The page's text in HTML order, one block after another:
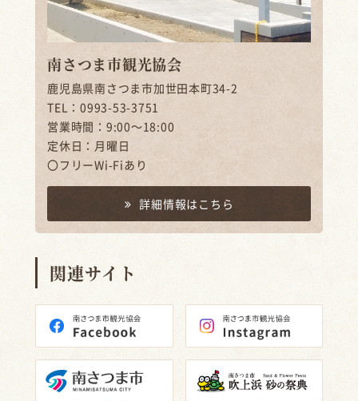
南さつま市観光協会
鹿児島県南さつま市加世田本町34-2
TEL：0993-53-3751
営業時間：9:00～18:00
定休日：月曜日
〇フリーWi-Fiあり
詳細情報はこちら
関連サイト